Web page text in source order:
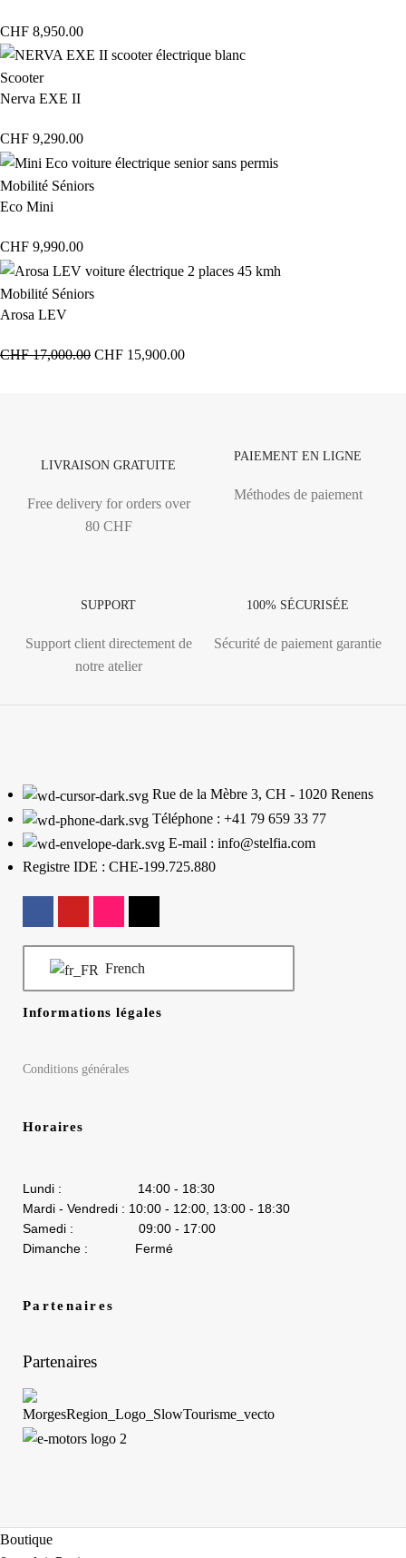
CHF 8,950.00
Scooter
Nerva EXE II
CHF 9,290.00
Mobilité Séniors
Eco Mini
CHF 9,990.00
Mobilité Séniors
Arosa LEV
CHF17,000.00 CHF 15,900.00
LIVRAISON GRATUITE
Free delivery for orders over
80 CHF
PAIEMENT EN LIGNE
Méthodes de paiement
SUPPORT
Support client directement de
notre atelier
100% SÉCURISÉE
Sécurité de paiement garantie
Rue de la Mèbre 3, CH - 1020 Renens
Téléphone : +41 79 659 33 77
E-mail : info@stelfia.com
Registre IDE : CHE-199.725.880
French
Informations légales
Conditions générales
Horaires
Lundi : 14:00 - 18:30
Mardi - Vendredi : 10:00 - 12:00, 13:00 - 18:30
Samedi : 09:00 - 17:00
Dimanche : Fermé
Partenaires
Partenaires
Boutique